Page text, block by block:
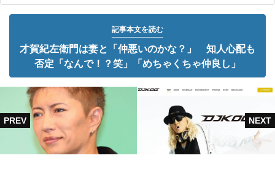
記事本文を読む
才賀紀左衛門は妻と「仲悪いのかな？」 知人心配も
否定「なんで！？笑」「めちゃくちゃ仲良し」